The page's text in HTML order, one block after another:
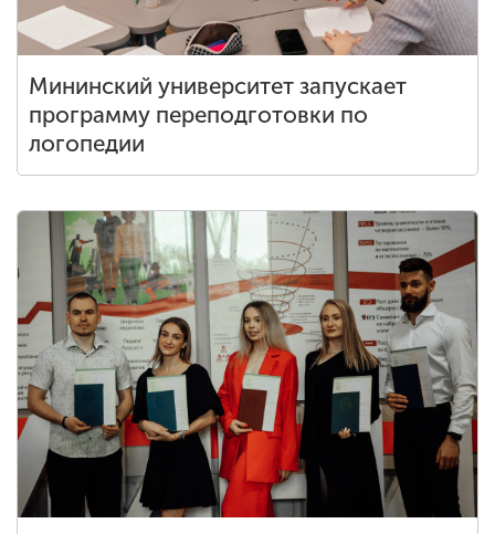
Мининский университет запускает
программу переподготовки по
логопедии